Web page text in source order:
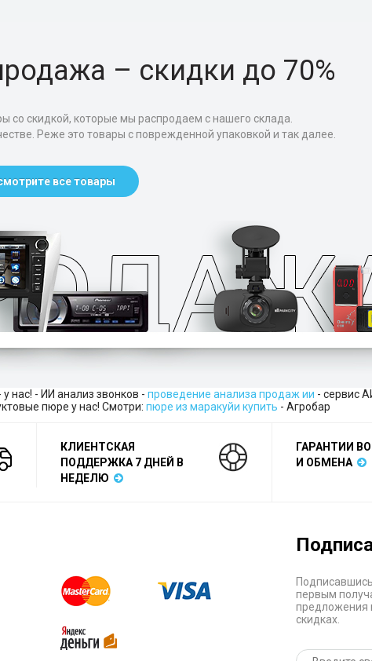
– скидки до 70%
со скидкой, которые мы распродаем с нашего склада.
Реже это товары с поврежденной упаковкой и так далее.
все товары
у нас! - ИИ анализ звонков - проведение анализа продаж ии - сервис
пюре у нас! Смотри: пюре из маракуйи купить - Агробар
КЛИЕНТСКАЯ
ПОДДЕРЖКА 7 ДНЕЙ В
НЕДЕЛЮ
ГАРАНТИИ
И ОБМЕНА
первым
предложения
скидках.